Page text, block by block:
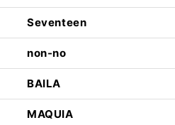
Seventeen
non-no
BAILA
MAQUIA